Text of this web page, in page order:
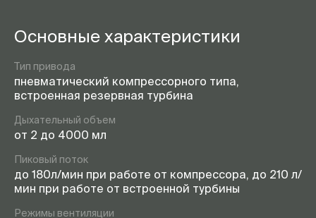
Основные характеристики
Тип привода
пневматический компрессорного типа,
встроенная резервная турбина
Дыхательный объем
от 2 до 4000 мл
Пиковый поток
до 180л/мин при работе от компрессора, до 210 л/
мин при работе от встроенной турбины
Режимы вентиляции